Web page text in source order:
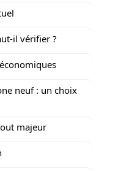
il vérifier ?
neuf : un choix
majeur